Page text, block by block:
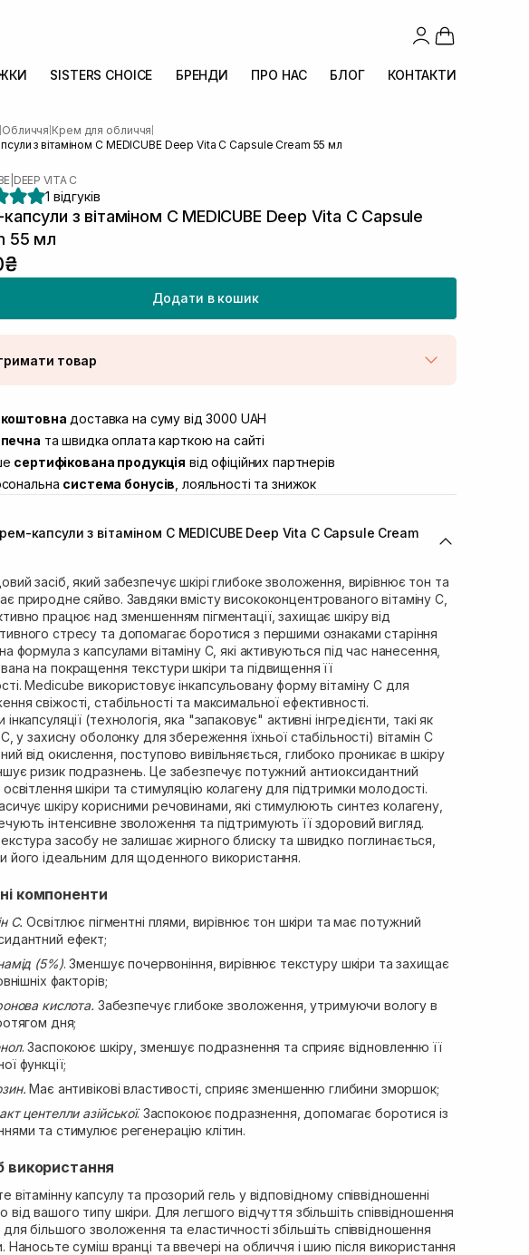
SISTERS CHOICE БРЕНДИ ПРО НАС БЛОГ КОНТАКТИ
Обличчя Крем для обличчя
з вітаміном С MEDICUBE Deep Vita C Capsule Cream 55 мл
DEEP VITA C
1 відгуків
з вітаміном С MEDICUBE Deep Vita C Capsule
55 мл
Додати в кошик
товар
м. Луцьк, вул. Винниченка 4
м. Львів, вул. Академіка Підстригача, 1В
Lake)
м. Львів, вул. Івана Франка 36
м. Львів, вул. Степана Бандери 45 Немає в наявності!
м. Рівне, вул. Кулика і Гудачека 23 (ТЦ
Немає в наявності!
доставка на суму від 3000 UAH
та швидка оплата карткою на сайті
сертифікована продукція від офіційних партнерів
система бонусів , лояльності та знижок
капсули з вітаміном С MEDICUBE Deep Vita C Capsule Cream
засіб, який забезпечує шкірі глибоке зволоження, вирівнює тон та
природне сяйво. Завдяки вмісту висококонцентрованого вітаміну C,
працює над зменшенням пігментації, захищає шкіру від
стресу та допомагає боротися з першими ознаками старіння
формула з капсулами вітаміну C, які активуються під час нанесення,
на покращення текстури шкіри та підвищення її
Medicube використовує інкапсульовану форму вітаміну С для
свіжості, стабільності та максимальної ефективності.
інкапсуляції (технологія, яка "запаковує" активні інгредієнти, такі як
С, у захисну оболонку для збереження їхньої стабільності) вітамін С
від окислення, поступово вивільняється, глибоко проникає в шкіру
ризик подразнень. Це забезпечує потужний антиоксидантний
освітлення шкіри та стимуляцію колагену для підтримки молодості.
шкіру корисними речовинами, які стимулюють синтез колагену,
інтенсивне зволоження та підтримують її здоровий вигляд.
засобу не залишає жирного блиску та швидко поглинається,
його ідеальним для щоденного використання.
компоненти
C.Освітлює пігментні плями, вирівнює тон шкіри та має потужний
ефект;
(5%). Зменшує почервоніння, вирівнює текстуру шкіри та захищає
факторів;
кислота. Забезпечує глибоке зволоження, утримуючи вологу в
дня;
. Заспокоює шкіру, зменшує подразнення та сприяє відновленню її
функції;
Має антивікові властивості, сприяє зменшенню глибини зморшок;
центелли азійської. Заспокоює подразнення, допомагає боротися із
та стимулює регенерацію клітин.
використання
вітамінну капсулу та прозорий гель у відповідному співвідношенні
від вашого типу шкіри. Для легшого відчуття збільшіть співвідношення
більшого зволоження та еластичності збільшіть співвідношення
Наносьте суміш вранці та ввечері на обличчя і шию після використання